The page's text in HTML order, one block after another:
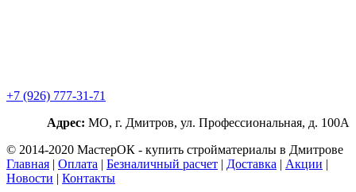
+7 (926) 777-31-71
Адрес: МО, г. Дмитров, ул. Профессиональная, д. 100А
© 2014-2020 МастерОК - купить стройматериалы в Дмитрове
Главная | Оплата | Безналичный расчет | Доставка | Акции |
Новости | Контакты